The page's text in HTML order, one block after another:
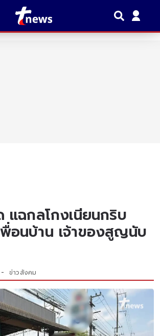
แฉกลโกงเนียนกริบ
พื่อนบ้าน เจ้าของสูญนับ
ข่าวสังคม